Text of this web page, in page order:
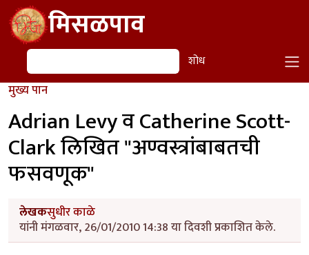
Skip to main contentमिसळपाव
शोध शोध
मुख्य पान
Adrian Levy व Catherine Scott-
Clark लिखित "अण्वस्त्रांबाबतची
फसवणूक"
लेखकसुधीर काळे
यांनी मंगळवार, 26/01/2010 14:38 या दिवशी प्रकाशित केले.